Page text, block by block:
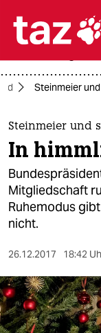

themen
politik
öko
gesellschaft
kultur
sport
berlin
Steinmeier
Steinmeier und
In
Mitgliedschaft
Ruhemodus
nicht.
26.12.2017 18:42